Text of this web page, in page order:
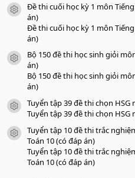
icon tài liệu
Đề thi cuối học kỳ 1 môn
án)
Đề thi cuối học kỳ 1 môn
án)
icon tài liệu
Bộ 150 đề thi học sinh giỏi
án)
Bộ 150 đề thi học sinh giỏi
án)
icon tài liệu
Tuyển tập 39 đề thi chọn HSG
Tuyển tập 39 đề thi chọn HSG
icon tài liệu
Tuyển tập 10 đề thi trắc
Toán 10 (có đáp án)
Tuyển tập 10 đề thi trắc
Toán 10 (có đáp án)